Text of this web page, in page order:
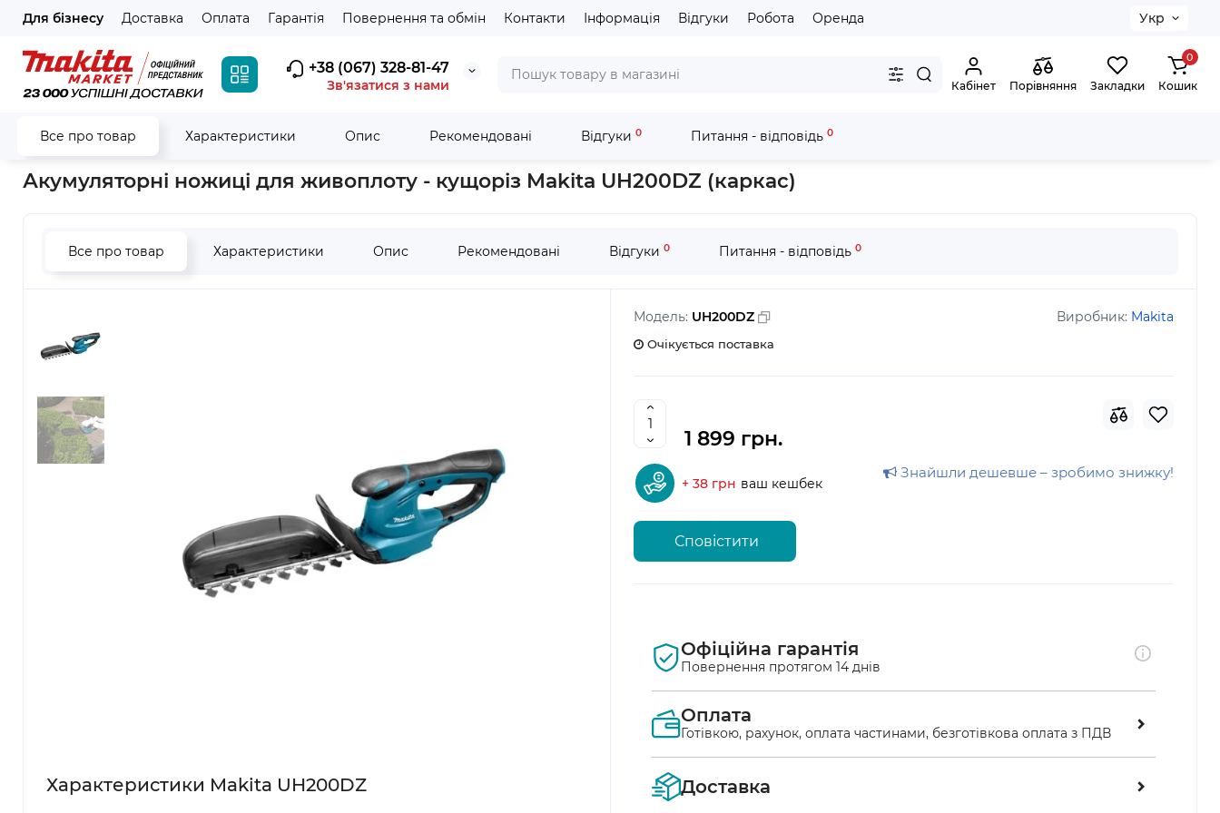
Для бізнесу Доставка Оплата Гарантія Повернення та обмін Контакти Інформація Відгуки Робота Оренда Укр
+38 (067) 328-81-47
Зв'язатися з нами Кабінет Порівняння Закладки
0
Кошик
Все про товар Характеристики Опис Рекомендовані Відгуки 0 Питання - відповідь 0
Головна Садова техніка Кущорізи та ножиці для трави Акумуляторні ножиці для живоплоту - кущоріз Makita UH200DZ (каркас)
Акумуляторні ножиці для живоплоту - кущоріз Makita UH200DZ (каркас)
Все про товар Характеристики Опис Рекомендовані Відгуки 0 Питання - відповідь 0
Характеристики Makita UH200DZ
Модель: UH200DZ Виробник: Makita
Очікується поставка
1 899 грн.
+ 38 грн ваш кешбек
Знайшли дешевше – зробимо знижку!
Сповістити
Офіційна гарантія
Повернення протягом 14 днів
Оплата
Готівкою, рахунок, оплата частинами, безготівкова оплата з ПДВ
Ви маєте можливість перевірити замовлення перед оплатою
Доставка